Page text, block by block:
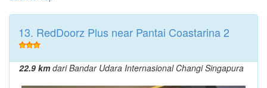
13. RedDoorz Plus near Pantai Coastarina 2
22.9 kmdari Bandar Udara Internasional Changi Singapura